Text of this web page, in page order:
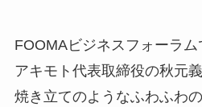
FOOMAビジネスフォーラム
アキモト代表取締役の秋元
焼き立てのようなふわふわ